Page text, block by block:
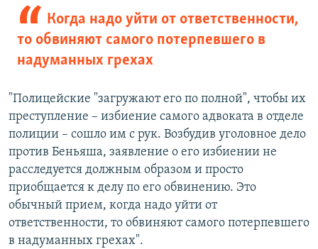
Когда надо уйти от ответственности,
то обвиняют самого потерпевшего в
надуманных грехах
"Полицейские "загружают его по полной", чтобы их
преступление – избиение самого адвоката в отделе
полиции – сошло им с рук. Возбудив уголовное дело
против Беньяша, заявление о его избиении не
расследуется должным образом и просто
приобщается к делу по его обвинению. Это
обычный прием, когда надо уйти от
ответственности, то обвиняют самого потерпевшего
в надуманных грехах".